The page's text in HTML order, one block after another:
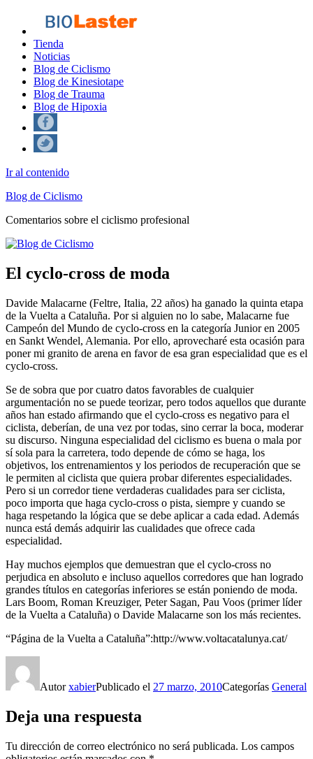
Tienda
Noticias
Blog de Ciclismo
Blog de Kinesiotape
Blog de Trauma
Blog de Hipoxia
Ir al contenido
Blog de Ciclismo
Comentarios sobre el ciclismo profesional
El cyclo-cross de moda
Davide Malacarne (Feltre, Italia, 22 años) ha ganado la quinta etapa
de la Vuelta a Cataluña. Por si alguien no lo sabe, Malacarne fue
Campeón del Mundo de cyclo-cross en la categoría Junior en 2005
en Sankt Wendel, Alemania. Por ello, aprovecharé esta ocasión para
poner mi granito de arena en favor de esa gran especialidad que es el
cyclo-cross.
Se de sobra que por cuatro datos favorables de cualquier
argumentación no se puede teorizar, pero todos aquellos que durante
años han estado afirmando que el cyclo-cross es negativo para el
ciclista, deberían, de una vez por todas, sino cerrar la boca, moderar
su discurso. Ninguna especialidad del ciclismo es buena o mala por
sí sola para la carretera, todo depende de cómo se haga, los
objetivos, los entrenamientos y los periodos de recuperación que se
le permiten al ciclista que quiera probar diferentes especialidades.
Pero si un corredor tiene verdaderas cualidades para ser ciclista,
poco importa que haga cyclo-cross o pista, siempre y cuando se
haga respetando la lógica que se debe aplicar a cada edad. Además
nunca está demás adquirir las cualidades que ofrece cada
especialidad.
Hay muchos ejemplos que demuestran que el cyclo-cross no
perjudica en absoluto e incluso aquellos corredores que han logrado
grandes títulos en categorías inferiores se están poniendo de moda.
Lars Boom, Roman Kreuziger, Peter Sagan, Pau Voos (primer líder
de la Vuelta a Cataluña) o Davide Malacarne son los más recientes.
“Página de la Vuelta a Cataluña”:http://www.voltacatalunya.cat/
AutorxabierPublicado el 27 marzo, 2010Categorías General
Deja una respuesta
Tu dirección de correo electrónico no será publicada. Los campos